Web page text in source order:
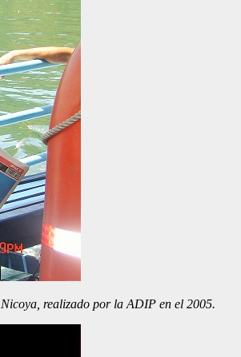
realizado por la ADIP en el 2005.